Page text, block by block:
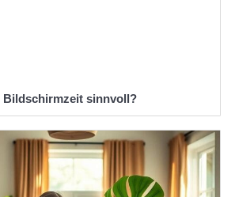
Bildschirmzeit sinnvoll?